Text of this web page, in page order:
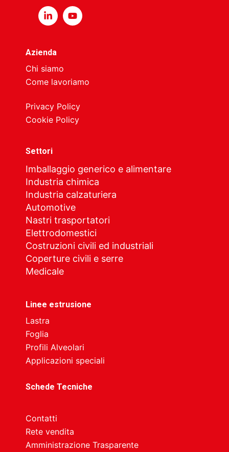
Azienda
Chi siamo
Come lavoriamo
Privacy Policy
Cookie Policy
Settori
Imballaggio generico e alimentare
Industria chimica
Industria calzaturiera
Automotive
Nastri trasportatori
Elettrodomestici
Costruzioni civili ed industriali
Coperture civili e serre
Medicale
Linee estrusione
Lastra
Foglia
Profili Alveolari
Applicazioni speciali
Schede Tecniche
Contatti
Rete vendita
Amministrazione Trasparente